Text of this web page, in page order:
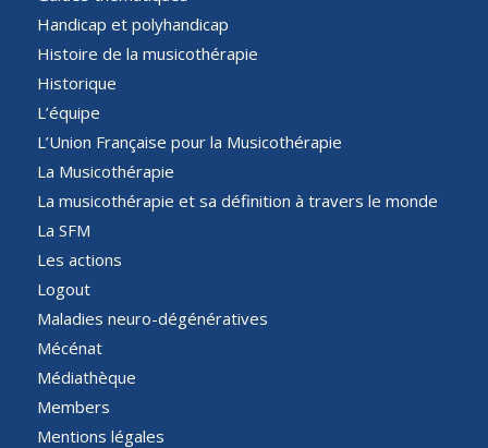
Handicap et polyhandicap
Histoire de la musicothérapie
Historique
L’équipe
L’Union Française pour la Musicothérapie
La Musicothérapie
La musicothérapie et sa définition à travers le monde
La SFM
Les actions
Logout
Maladies neuro-dégénératives
Mécénat
Médiathèque
Members
Mentions légales